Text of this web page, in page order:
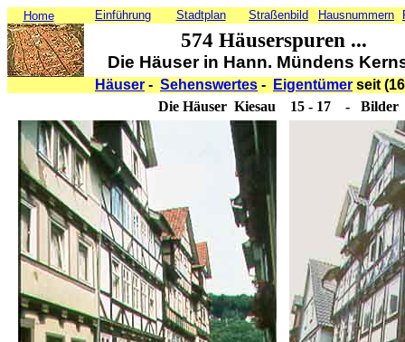
Home Einführung Stadtplan Straßenbild Hausnummern
574 Häuserspuren ...
Die Häuser in Hann. Mündens
Häuser - Sehenswertes - Eigentümer seit
Die Häuser Kiesau 15 - 17 - Bilder